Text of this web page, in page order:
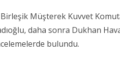
Müşterek Kuvvet
daha sonra Dukhan
bulundu.